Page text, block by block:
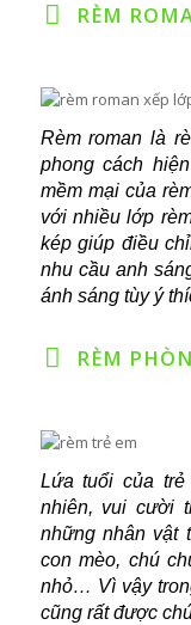
RÈM
Rèm roman là
phong cách
mềm mại của
với nhiều lớp
kép giúp điều
nhu cầu anh
ánh sáng tùy ý
RÈM
Lứa tuổi của
nhiên, vui cười
những nhân vật
con mèo, chú
nhỏ… Vì vậy
cũng rất được